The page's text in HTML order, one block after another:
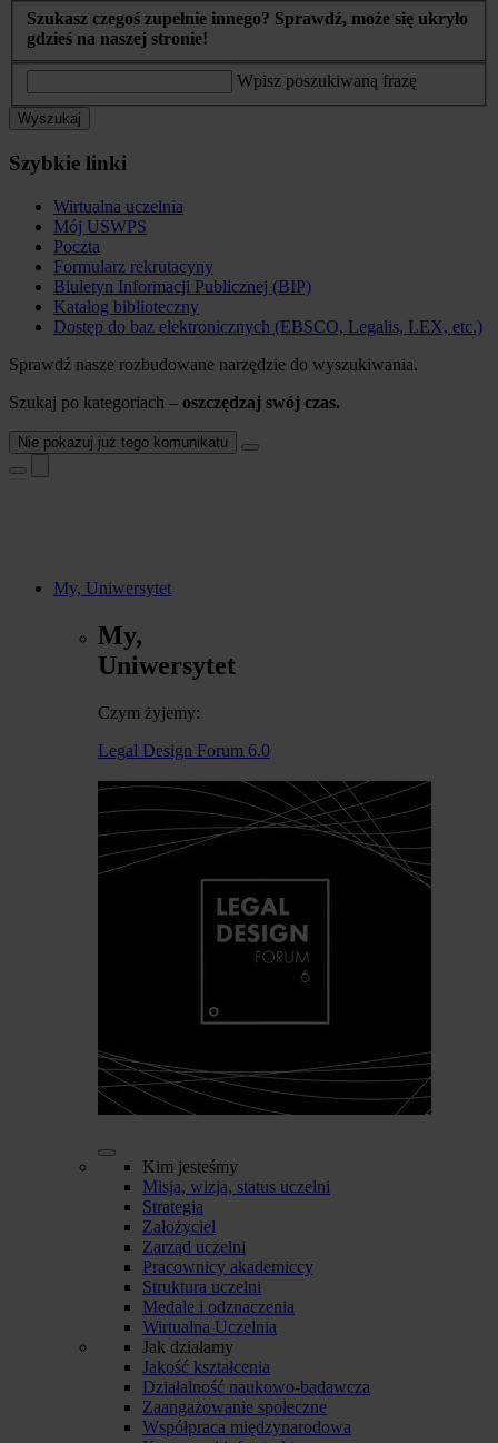
Szukasz czegoś zupełnie innego? Sprawdź, może się ukryło
gdzieś na naszej stronie!
Wpisz poszukiwaną frazę
Wyszukaj
Szybkie linki
Wirtualna uczelnia
Mój USWPS
Poczta
Formularz rekrutacyny
Biuletyn Informacji Publicznej (BIP)
Katalog biblioteczny
Dostęp do baz elektronicznych (EBSCO, Legalis, LEX, etc.)
Sprawdź nasze rozbudowane narzędzie do wyszukiwania.
Szukaj po kategoriach – oszczędzaj swój czas.
Nie pokazuj już tego komunikatu
My, Uniwersytet
My,
Uniwersytet
Czym żyjemy:
Legal Design Forum 6.0
Kim jesteśmy
Misja, wizja, status uczelni
Strategia
Założyciel
Zarząd uczelni
Pracownicy akademiccy
Struktura uczelni
Medale i odznaczenia
Wirtualna Uczelnia
Jak działamy
Jakość kształcenia
Działalność naukowo-badawcza
Zaangażowanie społeczne
Współpraca międzynarodowa